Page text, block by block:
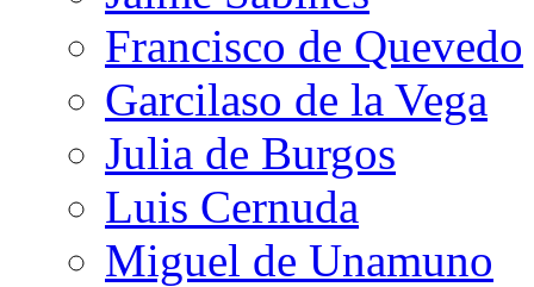
Francisco de Quevedo
Garcilaso de la Vega
Julia de Burgos
Luis Cernuda
Miguel de Unamuno